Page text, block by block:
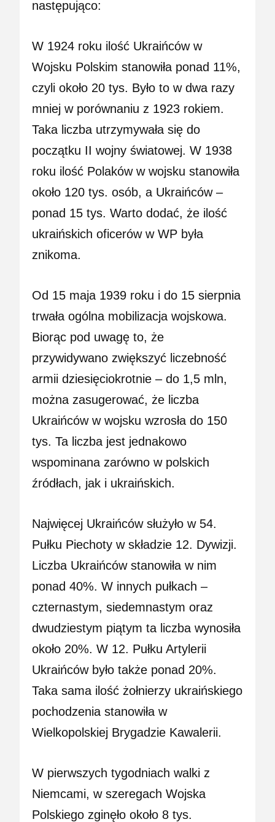
następująco:
W 1924 roku ilość Ukraińców w
Wojsku Polskim stanowiła ponad 11%,
czyli około 20 tys. Było to w dwa razy
mniej w porównaniu z 1923 rokiem.
Taka liczba utrzymywała się do
początku II wojny światowej. W 1938
roku ilość Polaków w wojsku stanowiła
około 120 tys. osób, a Ukraińców –
ponad 15 tys. Warto dodać, że ilość
ukraińskich oficerów w WP była
znikoma.
Od 15 maja 1939 roku i do 15 sierpnia
trwała ogólna mobilizacja wojskowa.
Biorąc pod uwagę to, że
przywidywano zwiększyć liczebność
armii dziesięciokrotnie – do 1,5 mln,
można zasugerować, że liczba
Ukraińców w wojsku wzrosła do 150
tys. Ta liczba jest jednakowo
wspominana zarówno w polskich
źródłach, jak i ukraińskich.
Najwięcej Ukraińców służyło w 54.
Pułku Piechoty w składzie 12. Dywizji.
Liczba Ukraińców stanowiła w nim
ponad 40%. W innych pułkach –
czternastym, siedemnastym oraz
dwudziestym piątym ta liczba wynosiła
około 20%. W 12. Pułku Artylerii
Ukraińców było także ponad 20%.
Taka sama ilość żołnierzy ukraińskiego
pochodzenia stanowiła w
Wielkopolskiej Brygadzie Kawalerii.
W pierwszych tygodniach walki z
Niemcami, w szeregach Wojska
Polskiego zginęło około 8 tys.